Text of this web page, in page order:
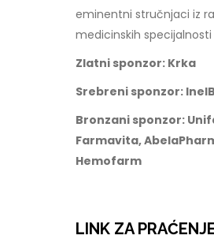
eminentni stručnjaci iz
medicinskih
Zlatni sponzor: Krka
Srebreni sponzor:
Bronzani sponzor:
Farmavita,
Hemofarm
LINK ZA